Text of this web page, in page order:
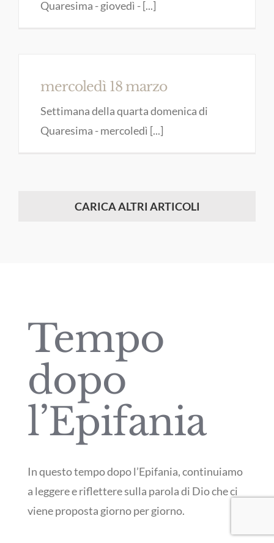
Quaresima - giovedì - [...]
mercoledì 18 marzo
Settimana della quarta domenica di
Quaresima - mercoledì [...]
CARICA ALTRI ARTICOLI
Tempo
dopo
l’Epifania
In questo tempo dopo l’Epifania, continuiamo
a leggere e riflettere sulla parola di Dio che ci
viene proposta giorno per giorno.